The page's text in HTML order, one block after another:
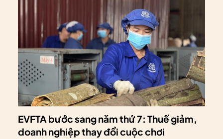
EVFTA bước sang năm thứ 7: Thuế giảm,
doanh nghiệp thay đổi cuộc chơi